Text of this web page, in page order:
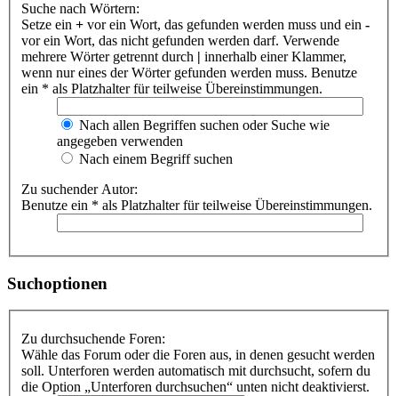
Suche nach Wörtern:
Setze ein + vor ein Wort, das gefunden werden muss und ein -
vor ein Wort, das nicht gefunden werden darf. Verwende
mehrere Wörter getrennt durch | innerhalb einer Klammer,
wenn nur eines der Wörter gefunden werden muss. Benutze
ein * als Platzhalter für teilweise Übereinstimmungen.
Nach allen Begriffen suchen oder Suche wie
angegeben verwenden
Nach einem Begriff suchen
Zu suchender Autor:
Benutze ein * als Platzhalter für teilweise Übereinstimmungen.
Suchoptionen
Zu durchsuchende Foren:
Wähle das Forum oder die Foren aus, in denen gesucht werden
soll. Unterforen werden automatisch mit durchsucht, sofern du
die Option „Unterforen durchsuchen“ unten nicht deaktivierst.